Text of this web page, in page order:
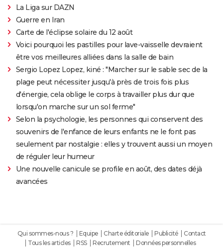
La Liga sur DAZN
Guerre en Iran
Carte de l'éclipse solaire du 12 août
Voici pourquoi les pastilles pour lave-vaisselle devraient
être vos meilleures alliées dans la salle de bain
Sergio Lopez Lopez, kiné : "Marcher sur le sable sec de la
plage peut nécessiter jusqu'à près de trois fois plus
d'énergie, cela oblige le corps à travailler plus dur que
lorsqu'on marche sur un sol ferme"
Selon la psychologie, les personnes qui conservent des
souvenirs de l'enfance de leurs enfants ne le font pas
seulement par nostalgie : elles y trouvent aussi un moyen
de réguler leur humeur
Une nouvelle canicule se profile en août, des dates déjà
avancées
Qui sommes-nous ? Equipe Charte éditoriale Publicité
Contact
Tous les articles
RSS Recrutement
Données personnelles